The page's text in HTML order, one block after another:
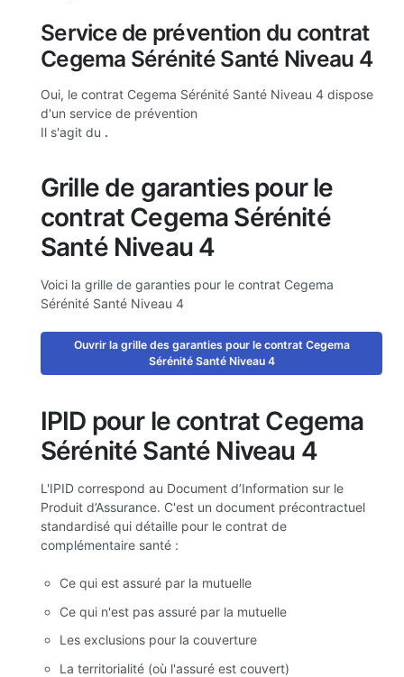
Service de prévention du contrat
Cegema Sérénité Santé Niveau 4
Oui, le contrat Cegema Sérénité Santé Niveau 4 dispose
d'un service de prévention
Il s'agit du .
Grille de garanties pour le
contrat Cegema Sérénité
Santé Niveau 4
Voici la grille de garanties pour le contrat Cegema
Sérénité Santé Niveau 4
Ouvrir la grille des garanties pour le contrat Cegema
Sérénité Santé Niveau 4
IPID pour le contrat Cegema
Sérénité Santé Niveau 4
L'IPID correspond au Document d’Information sur le
Produit d’Assurance. C'est un document précontractuel
standardisé qui détaille pour le contrat de
complémentaire santé :
Ce qui est assuré par la mutuelle
Ce qui n'est pas assuré par la mutuelle
Les exclusions pour la couverture
La territorialité (où l'assuré est couvert)